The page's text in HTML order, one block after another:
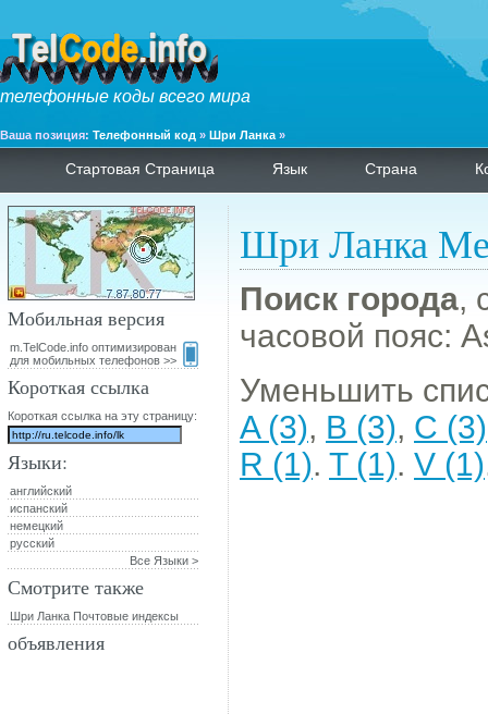
телефонные коды всего мира
Ваша позиция: Телефонный код » Шри Ланка »
Стартовая Страница Язык Страна
Шри Ланка
Поиск города,
часовой пояс:
Уменьшить
A (3), B (3), C (3)
R (1). T (1). V (1)
Мобильная версия
m.TelCode.info оптимизирован
для мобильных телефонов >>
Короткая ссылка
Короткая ссылка на эту страницу:
Языки:
английский
испанский
немецкий
русский
Все Языки >
Смотрите также
Шри Ланка Почтовые индексы
объявления